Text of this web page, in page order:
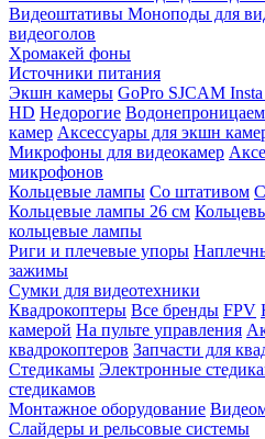
Видеоштативы Моноподы для
видеоголов
Хромакей фоны
Источники питания
Экшн камеры GoPro SJCAM
HD Недорогие
камер Аксессуары для экшн
Микрофоны для видеокамер
микрофонов
Кольцевые лампы Со штативом
Кольцевые лампы 26 см
кольцевые лампы
Риги и плечевые упоры
зажимы
Сумки для видеотехники
Квадрокоптеры Все бренды FPV
камерой На пульте управления
квадрокоптеров Запчасти для
Стедикамы Электронные
стедикамов
Монтажное оборудование
Слайдеры и рельсовые системы